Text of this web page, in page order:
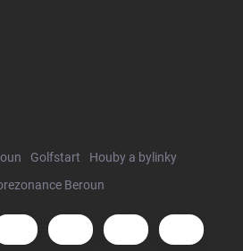
Golfstart
Houby a bylinky
Beroun